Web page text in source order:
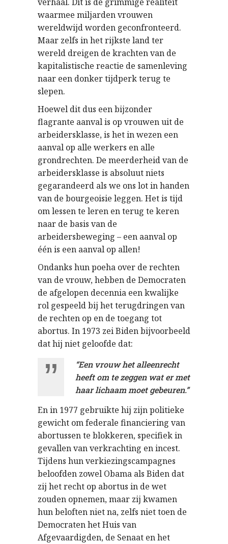
verhaal. Dit is de grimmige realiteit
waarmee miljarden vrouwen
wereldwijd worden geconfronteerd.
Maar zelfs in het rijkste land ter
wereld dreigen de krachten van de
kapitalistische reactie de samenleving
naar een donker tijdperk terug te
slepen.
Hoewel dit dus een bijzonder
flagrante aanval is op vrouwen uit de
arbeidersklasse, is het in wezen een
aanval op alle werkers en alle
grondrechten. De meerderheid van de
arbeidersklasse is absoluut niets
gegarandeerd als we ons lot in handen
van de bourgeoisie leggen. Het is tijd
om lessen te leren en terug te keren
naar de basis van de
arbeidersbeweging – een aanval op
één is een aanval op allen!
Ondanks hun poeha over de rechten
van de vrouw, hebben de Democraten
de afgelopen decennia een kwalijke
rol gespeeld bij het terugdringen van
de rechten op en de toegang tot
abortus. In 1973 zei Biden bijvoorbeeld
dat hij niet geloofde dat:
“Een vrouw het alleenrecht
heeft om te zeggen wat er met
haar lichaam moet gebeuren.”
En in 1977 gebruikte hij zijn politieke
gewicht om federale financiering van
abortussen te blokkeren, specifiek in
gevallen van verkrachting en incest.
Tijdens hun verkiezingscampagnes
beloofden zowel Obama als Biden dat
zij het recht op abortus in de wet
zouden opnemen, maar zij kwamen
hun beloften niet na, zelfs niet toen de
Democraten het Huis van
Afgevaardigden, de Senaat en het